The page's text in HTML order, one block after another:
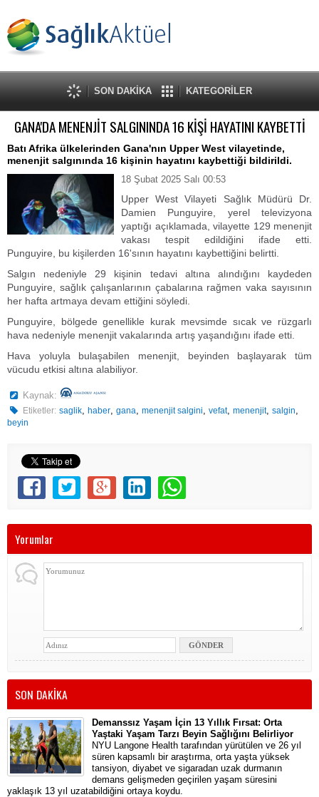
SON DAKİKA KATEGORİLER
GANA'DA MENENJİT SALGININDA 16 KİŞİ HAYATINI KAYBETTİ
Batı Afrika ülkelerinden Gana'nın Upper West vilayetinde,
menenjit salgınında 16 kişinin hayatını kaybettiği bildirildi.
18 Şubat 2025 Salı 00:53
Upper West Vilayeti Sağlık Müdürü Dr.
Damien Punguyire, yerel televizyona
yaptığı açıklamada, vilayette 129 menenjit
vakası tespit edildiğini ifade etti.
Punguyire, bu kişilerden 16'sının hayatını kaybettiğini belirtti.
Salgın nedeniyle 29 kişinin tedavi altına alındığını kaydeden
Punguyire, sağlık çalışanlarının çabalarına rağmen vaka sayısının
her hafta artmaya devam ettiğini söyledi.
Punguyire, bölgede genellikle kurak mevsimde sıcak ve rüzgarlı
hava nedeniyle menenjit vakalarında artış yaşandığını ifade etti.
Hava yoluyla bulaşabilen menenjit, beyinden başlayarak tüm
vücudu etkisi altına alabiliyor.
Kaynak:
Etiketler: saglik,haber,gana,menenjit salgini,vefat,menenjit,salgin,
beyin
Yorumlar
SON DAKİKA
Demanssız Yaşam İçin 13 Yıllık Fırsat: Orta
Yaştaki Yaşam Tarzı Beyin Sağlığını Belirliyor
NYU Langone Health tarafından yürütülen ve 26 yıl
süren kapsamlı bir araştırma, orta yaşta yüksek
tansiyon, diyabet ve sigaradan uzak durmanın
demans gelişmeden geçirilen yaşam süresini
yaklaşık 13 yıl uzatabildiğini ortaya koydu.